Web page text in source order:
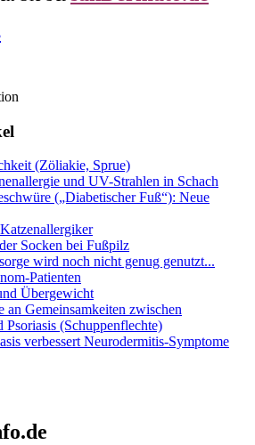
(Zöliakie, Sprue)
und UV-Strahlen in Schach
(„Diabetischer Fuß“): Neue
Socken bei Fußpilz
wird noch nicht genug genutzt...
Patienten
Übergewicht
an Gemeinsamkeiten zwischen
Psoriasis (Schuppenflechte)
verbessert Neurodermitis-Symptome